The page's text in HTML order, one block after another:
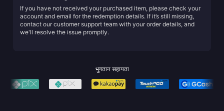
If you have not received your purchased item, please check your
account and email for the redemption details. If it’s still missing,
contact our customer support team with your order details, and
we'll resolve the issue promptly.
भुगतान सहायता